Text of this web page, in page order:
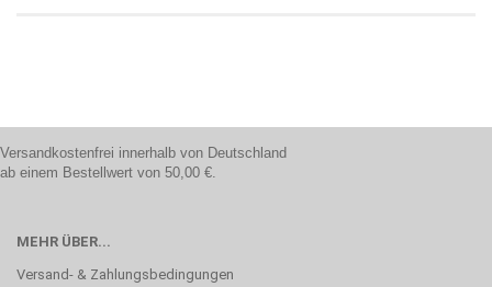
Versandkostenfrei innerhalb von Deutschland
ab einem Bestellwert von 50,00 €.
MEHR ÜBER...
Versand- & Zahlungsbedingungen